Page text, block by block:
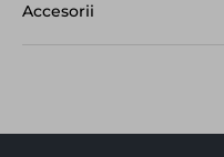
Accesorii